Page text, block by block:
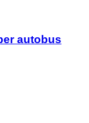
autobus